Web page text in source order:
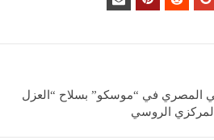
المصري في “موسكو” بسلاح “العزل
الروسي